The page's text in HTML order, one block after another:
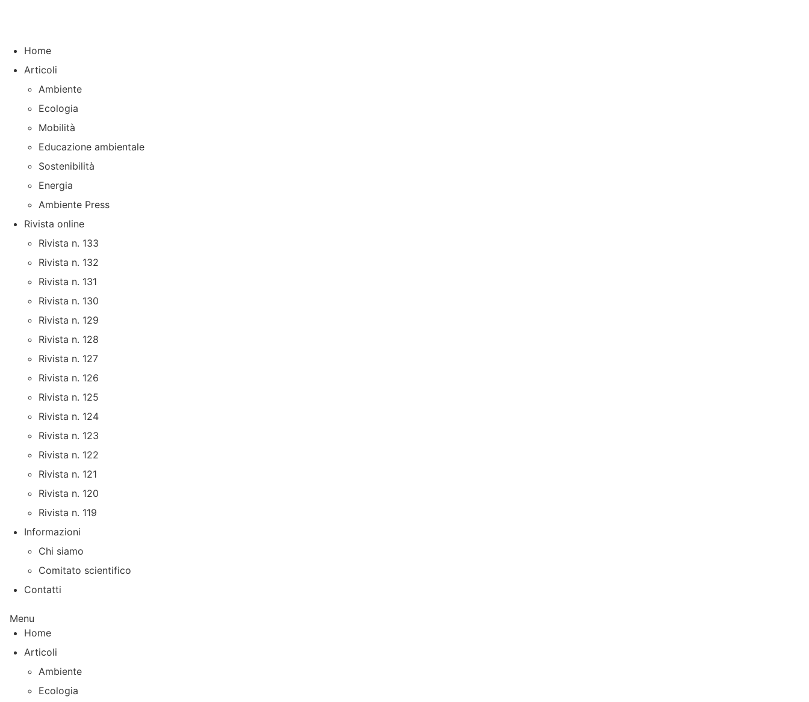
Home
Articoli
Ambiente
Ecologia
Mobilità
Educazione ambientale
Sostenibilità
Energia
Ambiente Press
Rivista online
Rivista n. 133
Rivista n. 132
Rivista n. 131
Rivista n. 130
Rivista n. 129
Rivista n. 128
Rivista n. 127
Rivista n. 126
Rivista n. 125
Rivista n. 124
Rivista n. 123
Rivista n. 122
Rivista n. 121
Rivista n. 120
Rivista n. 119
Informazioni
Chi siamo
Comitato scientifico
Contatti
Menu
Home
Articoli
Ambiente
Ecologia